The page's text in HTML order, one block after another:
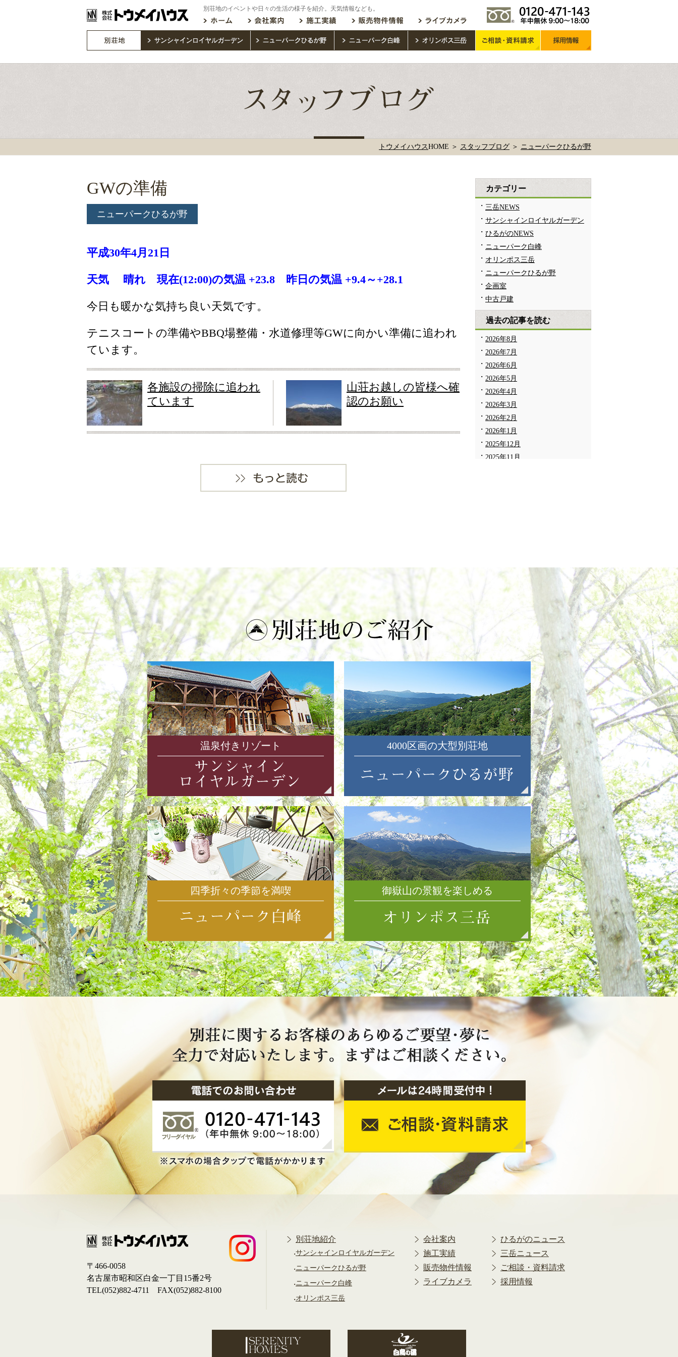
別荘地のイベントや日々の生活の様子を紹介。天気情報なども。
トウメイハウスHOME ＞ スタッフブログ ＞ ニューパークひるが野
GWの準備
ニューパークひるが野
平成30年4月21日
天気 晴れ 現在(12:00)の気温 +23.8 昨日の気温 +9.4～+28.1
今日も暖かな気持ち良い天気です。
テニスコートの準備やBBQ場整備・水道修理等GWに向かい準備に追われ
ています。
各施設の掃除に追われ
ています
山荘お越しの皆様へ確
認のお願い
カテゴリー
三岳NEWS
サンシャインロイヤルガーデン
ひるがのNEWS
ニューパーク白峰
オリンポス三岳
ニューパークひるが野
企画室
中古戸建
過去の記事を読む
2026年8月
2026年7月
2026年6月
2026年5月
2026年4月
2026年3月
2026年2月
2026年1月
2025年12月
2025年11月
2025年1月
2024年11月
2024年5月
2024年4月
2024年3月
2024年2月
2024年1月
2023年11月
2023年9月
2023年5月
2023年4月
2023年3月
2023年2月
2023年1月
2022年12月
2022年10月
2022年9月
2022年8月
2022年7月
2022年6月
2022年5月
2022年4月
2022年3月
2022年1月
2021年11月
2021年10月
2021年8月
2021年6月
2021年5月
2020年11月
2020年10月
2020年9月
2020年8月
温泉付きリゾート 4000区画の大型別荘地
四季折々の季節を満喫 御嶽山の景観を楽しめる
〒466-0058
名古屋市昭和区白金一丁目15番2号
TEL(052)882-4711 FAX(052)882-8100
別荘地紹介
サンシャインロイヤルガーデン
ニューパークひるが野
ニューパーク白峰
オリンポス三岳
会社案内
施工実績
販売物件情報
ライブカメラ
ひるがのニュース
三岳ニュース
ご相談・資料請求
採用情報